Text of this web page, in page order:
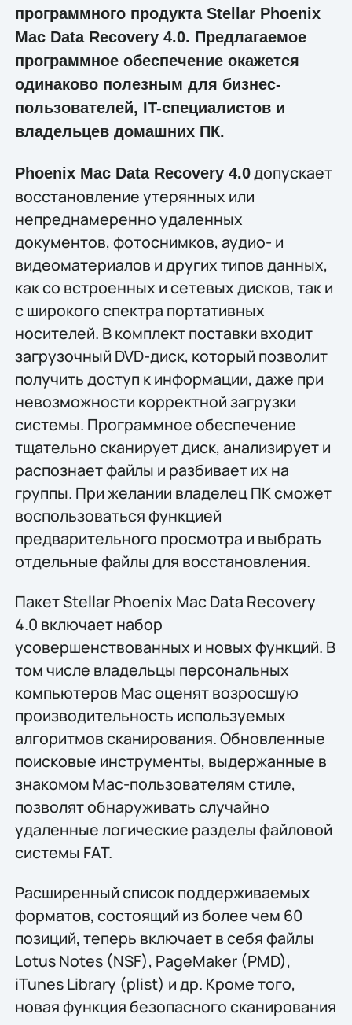
программного продукта Stellar Phoenix
Mac Data Recovery 4.0. Предлагаемое
программное обеспечение окажется
одинаково полезным для бизнес-
пользователей, IT-специалистов и
владельцев домашних ПК.
Phoenix Mac Data Recovery 4.0допускает
восстановление утерянных или
непреднамеренно удаленных
документов, фотоснимков, аудио- и
видеоматериалов и других типов данных,
как со встроенных и сетевых дисков, так и
с широкого спектра портативных
носителей. В комплект поставки входит
загрузочный DVD-диск, который позволит
получить доступ к информации, даже при
невозможности корректной загрузки
системы. Программное обеспечение
тщательно сканирует диск, анализирует и
распознает файлы и разбивает их на
группы. При желании владелец ПК сможет
воспользоваться функцией
предварительного просмотра и выбрать
отдельные файлы для восстановления.
Пакет Stellar Phoenix Mac Data Recovery
4.0 включает набор
усовершенствованных и новых функций. В
том числе владельцы персональных
компьютеров Mac оценят возросшую
производительность используемых
алгоритмов сканирования. Обновленные
поисковые инструменты, выдержанные в
знакомом Mac-пользователям стиле,
позволят обнаруживать случайно
удаленные логические разделы файловой
системы FAT.
Расширенный список поддерживаемых
форматов, состоящий из более чем 60
позиций, теперь включает в себя файлы
Lotus Notes (NSF), PageMaker (PMD),
iTunes Library (plist) и др. Кроме того,
новая функция безопасного сканирования